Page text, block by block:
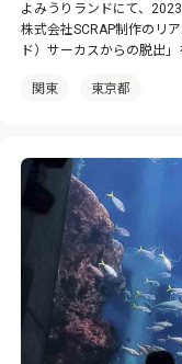
よみうりランドにて、
株式会社SCRAP制作のリ
ド）サーカスからの脱出」
関東 東京都